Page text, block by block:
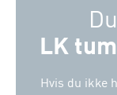
LK
Hvis du ikke